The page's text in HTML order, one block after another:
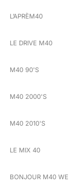
L’APRÈM40
LE DRIVE M40
M40 90'S
M40 2000'S
M40 2010'S
LE MIX 40
BONJOUR M40 WE